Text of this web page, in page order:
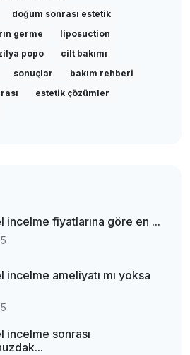
doğum sonrası estetik
germe
liposuction
popo
cilt bakımı
sonuçlar
bakım rehberi
estetik çözümler
incelme fiyatlarına göre en ...
incelme ameliyatı mı yoksa
incelme sonrası